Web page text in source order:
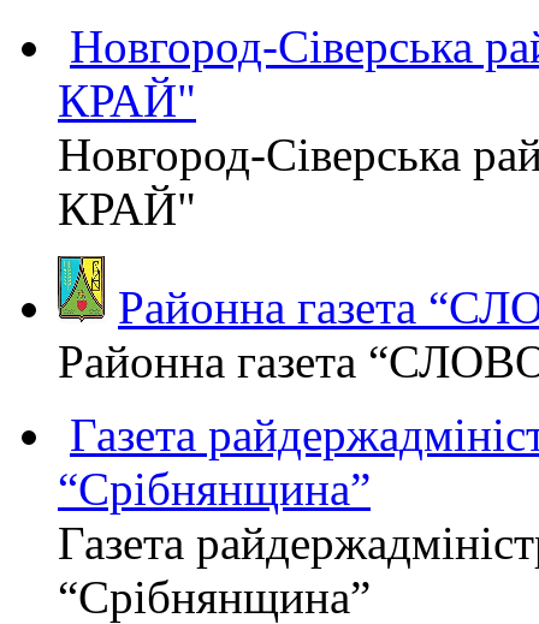
Новгород-Сіверська
КРАЙ"
Новгород-Сіверська
КРАЙ"
Районна газета
Районна газета
Газета
“Срібнянщина”
Газета
“Срібнянщина”